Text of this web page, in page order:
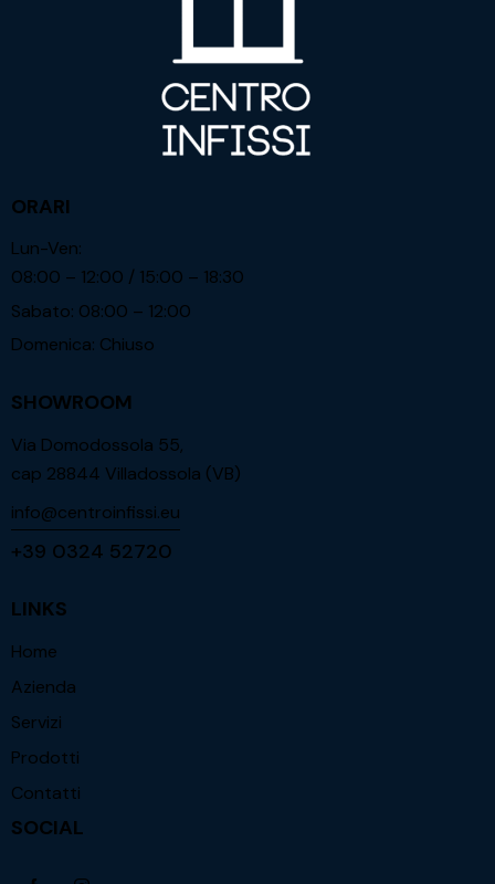
ORARI
Lun-Ven:
08:00 – 12:00 / 15:00 – 18:30
Sabato: 08:00 – 12:00
Domenica: Chiuso
SHOWROOM
Via Domodossola 55,
cap 28844 Villadossola (VB)
info@centroinfissi.eu
+39 0324 52720
LINKS
Home
Azienda
Servizi
Prodotti
Contatti
SOCIAL